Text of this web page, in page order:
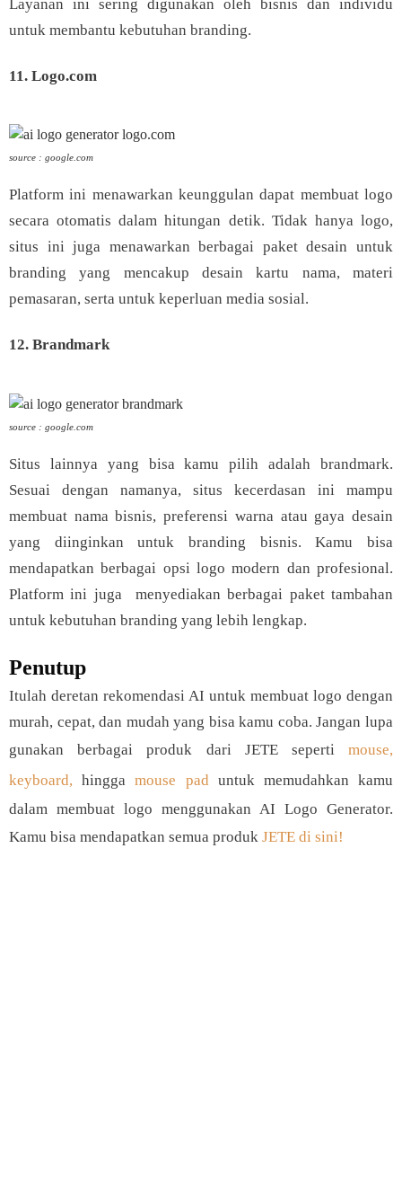
Layanan ini sering digunakan oleh bisnis dan individu
untuk membantu kebutuhan branding.
11. Logo.com
source : google.com
Platform ini menawarkan keunggulan dapat membuat logo
secara otomatis dalam hitungan detik. Tidak hanya logo,
situs ini juga menawarkan berbagai paket desain untuk
branding yang mencakup desain kartu nama, materi
pemasaran, serta untuk keperluan media sosial.
12. Brandmark
source : google.com
Situs lainnya yang bisa kamu pilih adalah brandmark.
Sesuai dengan namanya, situs kecerdasan ini mampu
membuat nama bisnis, preferensi warna atau gaya desain
yang diinginkan untuk branding bisnis. Kamu bisa
mendapatkan berbagai opsi logo modern dan profesional.
Platform ini juga menyediakan berbagai paket tambahan
untuk kebutuhan branding yang lebih lengkap.
Penutup
Itulah deretan rekomendasi AI untuk membuat logo dengan
murah, cepat, dan mudah yang bisa kamu coba. Jangan lupa
gunakan berbagai produk dari JETE seperti mouse,
keyboard, hinggamouse pad untuk memudahkan kamu
dalam membuat logo menggunakan AI Logo Generator.
Kamu bisa mendapatkan semua produk JETE di sini!